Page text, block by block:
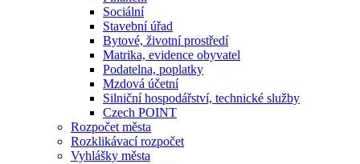
Sociální
Stavební úřad
Bytové, životní prostředí
Matrika, evidence obyvatel
Podatelna, poplatky
Mzdová účetní
Silniční hospodářství, technické služby
Czech POINT
Rozpočet města
Rozklikávací rozpočet
Vyhlášky města